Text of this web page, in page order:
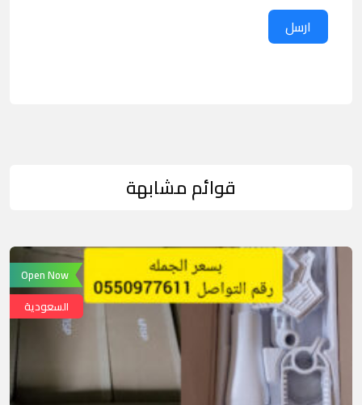
ارسل
قوائم مشابهة
Open Now
السعودية